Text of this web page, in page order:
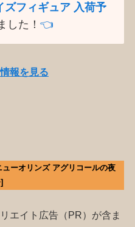
ズフィギュア 入荷予
した！👈️
報を見る
ューオリンズ アグリコールの夜
エイト広告（PR）が含ま